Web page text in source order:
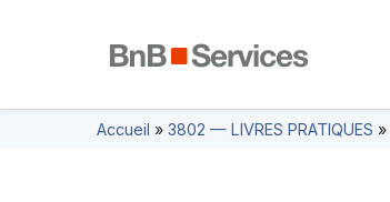
Accueil » 3802 — LIVRES PRATIQUES »